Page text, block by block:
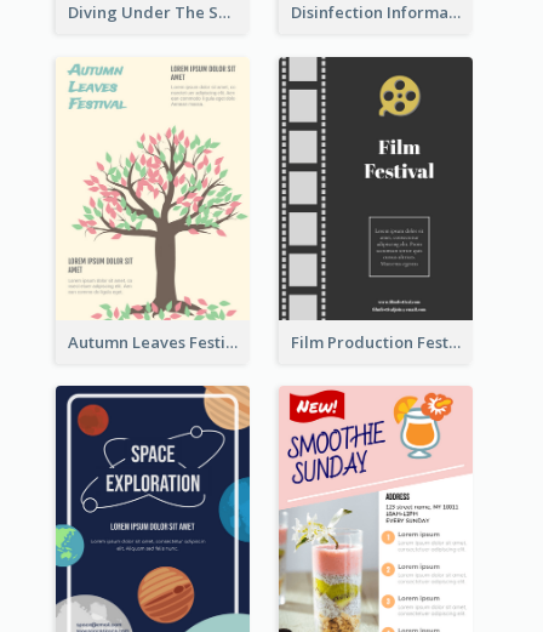
Diving Under The Sea Flyer Disinfection Information Flyer
Autumn Leaves Festival Flyer Film Production Festival Flyer